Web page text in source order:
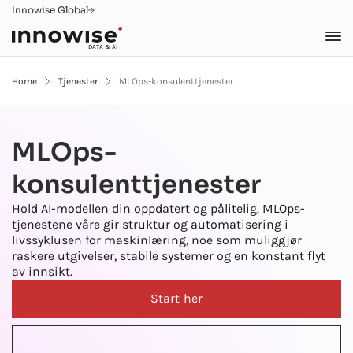
Innowise Global
DATA & AI
Home Tjenester MLOps-konsulenttjenester
MLOps-
konsulenttjenester
Hold AI-modellen din oppdatert og pålitelig. MLOps-
tjenestene våre gir struktur og automatisering i
livssyklusen for maskinlæring, noe som muliggjør
raskere utgivelser, stabile systemer og en konstant flyt
av innsikt.
Start her